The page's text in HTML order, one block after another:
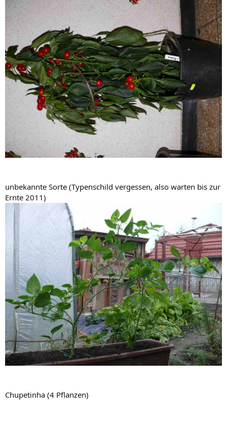
unbekannte Sorte (Typenschild vergessen, also warten bis zur
Ernte 2011)
Chupetinha (4 Pflanzen)